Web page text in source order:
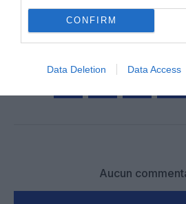
CONFIRM
Data Deletion Data Access
Aucun